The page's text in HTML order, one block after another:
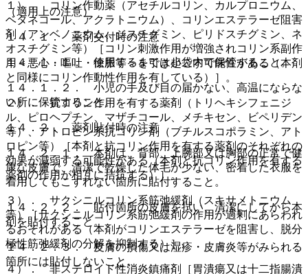
（適用上の注意）
１４．１． 薬剤交付時の注意
１４．１．１． 使用するまでは小袋内で保管すること。
１４．１．２． 小児の手及び目の届かない、高温にならな
い所に保管すること。
１４．２． 薬剤貼付時の注意
１４．２．１． 本剤は、背部、上腕部又は胸部の正常で健
康な皮膚で、清潔で乾燥した体毛が少ない、密着した衣服を
着用してもこすれない箇所に貼付すること。
１４．２．２． 貼付箇所の皮膚を拭い、清潔にしてから本
剤を貼付すること。
１４．２．３． 皮膚の損傷又は湿疹・皮膚炎等がみられる
箇所には貼付しないこと。
１）． コリン作動薬（アセチルコリン、カルプロニウム、
ベタネコール、アクラトニウム）、コリンエステラーゼ阻害
剤（アンベノニウム、ジスチグミン、ピリドスチグミン、ネ
オスチグミン等）［コリン刺激作用が増強されコリン系副作
用＜悪心・嘔吐・徐脈等＞を引き起こす可能性がある（本剤
と同様にコリン作動性作用を有している）］。
２）． 抗コリン作用を有する薬剤（トリヘキシフェニジ
ル、ピロヘプチン、マザチコール、メチキセン、ビペリデン
等）、アトロピン系抗コリン剤（ブチルスコポラミン、アト
ロピン等）［本剤と抗コリン作用を有する薬剤のそれぞれの
効果が減弱する可能性がある（本剤と抗コリン作用を有する
薬剤の作用が相互に拮抗する）］。
３）． サクシニルコリン系筋弛緩剤（スキサメトニウム
等）［サクシニルコリン系筋弛緩剤の作用が過剰にあらわれ
るおそれがある（本剤がコリンエステラーゼを阻害し、脱分
極性筋弛緩剤の分解を抑制する）］。
４）． 非ステロイド性消炎鎮痛剤［胃潰瘍又は十二指腸潰